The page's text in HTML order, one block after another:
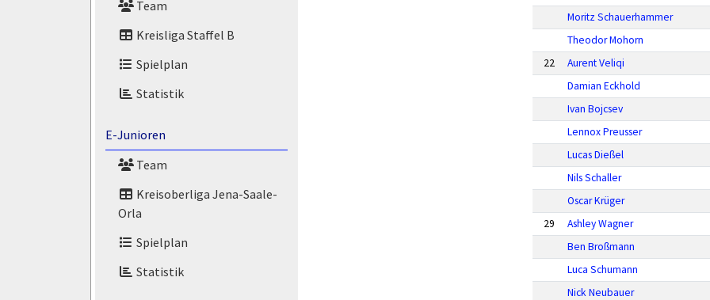
Team
Kreisliga Staffel B
Spielplan
Statistik
E-Junioren
Team
Kreisoberliga Jena-Saale-
Orla
Spielplan
Statistik
Moritz Schauerhammer
Theodor Mohorn
22
Aurent Veliqi
Damian Eckhold
Ivan Bojcsev
Lennox Preusser
Lucas Dießel
Nils Schaller
Oscar Krüger
29
Ashley Wagner
Ben Broßmann
Luca Schumann
Nick Neubauer